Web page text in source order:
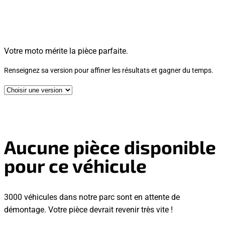
Votre moto mérite la pièce parfaite.
Renseignez sa version pour affiner les résultats et gagner du temps.
Aucune pièce disponible
pour ce véhicule
3000 véhicules dans notre parc sont en attente de
démontage. Votre pièce devrait revenir très vite !